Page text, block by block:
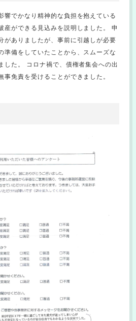
響でかなり精神的な負担を抱えている
産ができる見込みを説明しました。 申
がありましたが、事前に引越しが必要
準備をしていたことから、スムーズな
した。 コロナ禍で、債権者集会への出
事免責を受けることができました。